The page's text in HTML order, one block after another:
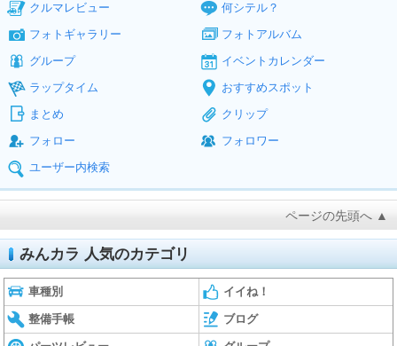
クルマレビュー
何シテル？
フォトギャラリー
フォトアルバム
グループ
イベントカレンダー
ラップタイム
おすすめスポット
まとめ
クリップ
フォロー
フォロワー
ユーザー内検索
ページの先頭へ ▲
みんカラ 人気のカテゴリ
車種別 イイね！
整備手帳 ブログ